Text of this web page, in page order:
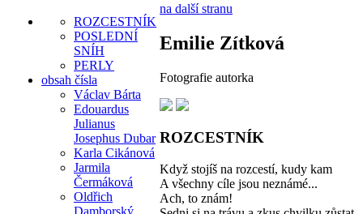
ROZCESTNÍK
POSLEDNÍ
SNÍH
PERLY
obsah čísla
Václav Bárta
Edouardus
Julianus
Josephus Dubar
Karla Cikánová
Jarmila
Čermáková
Oldřich
Damborský
na další stranu
Emilie Zítková
Fotografie autorka
ROZCESTNÍK
Když stojíš na rozcestí, kudy kam
A všechny cíle jsou neznámé...
Ach, to znám!